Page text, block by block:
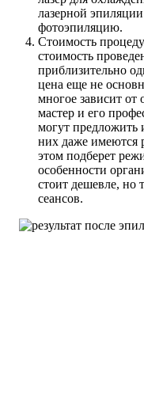
лазерной
фотоэпиляцию.
Стоимость
стоимость
приблизительно
цена еще не
многое зависит от
мастер и его
могут предложить
них даже имеются
этом подберет
особенности
стоит дешевле, но
сеансов.